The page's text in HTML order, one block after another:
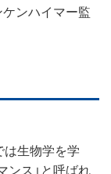
ケンハイマー監
は生物学を学
ンス」と呼ばれ